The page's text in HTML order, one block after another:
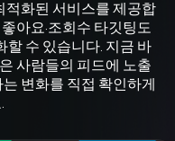
적화된 서비스를 제공합
아요·조회수 타깃팅도
수 있습니다. 지금 바
사람들의 피드에 노출
변화를 직접 확인하게